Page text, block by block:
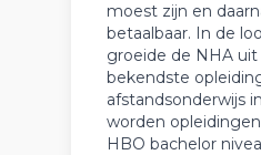
moest zijn en
betaalbaar. In de
groeide de NHA
bekendste
afstandsonderwijs
worden
HBO bachelor